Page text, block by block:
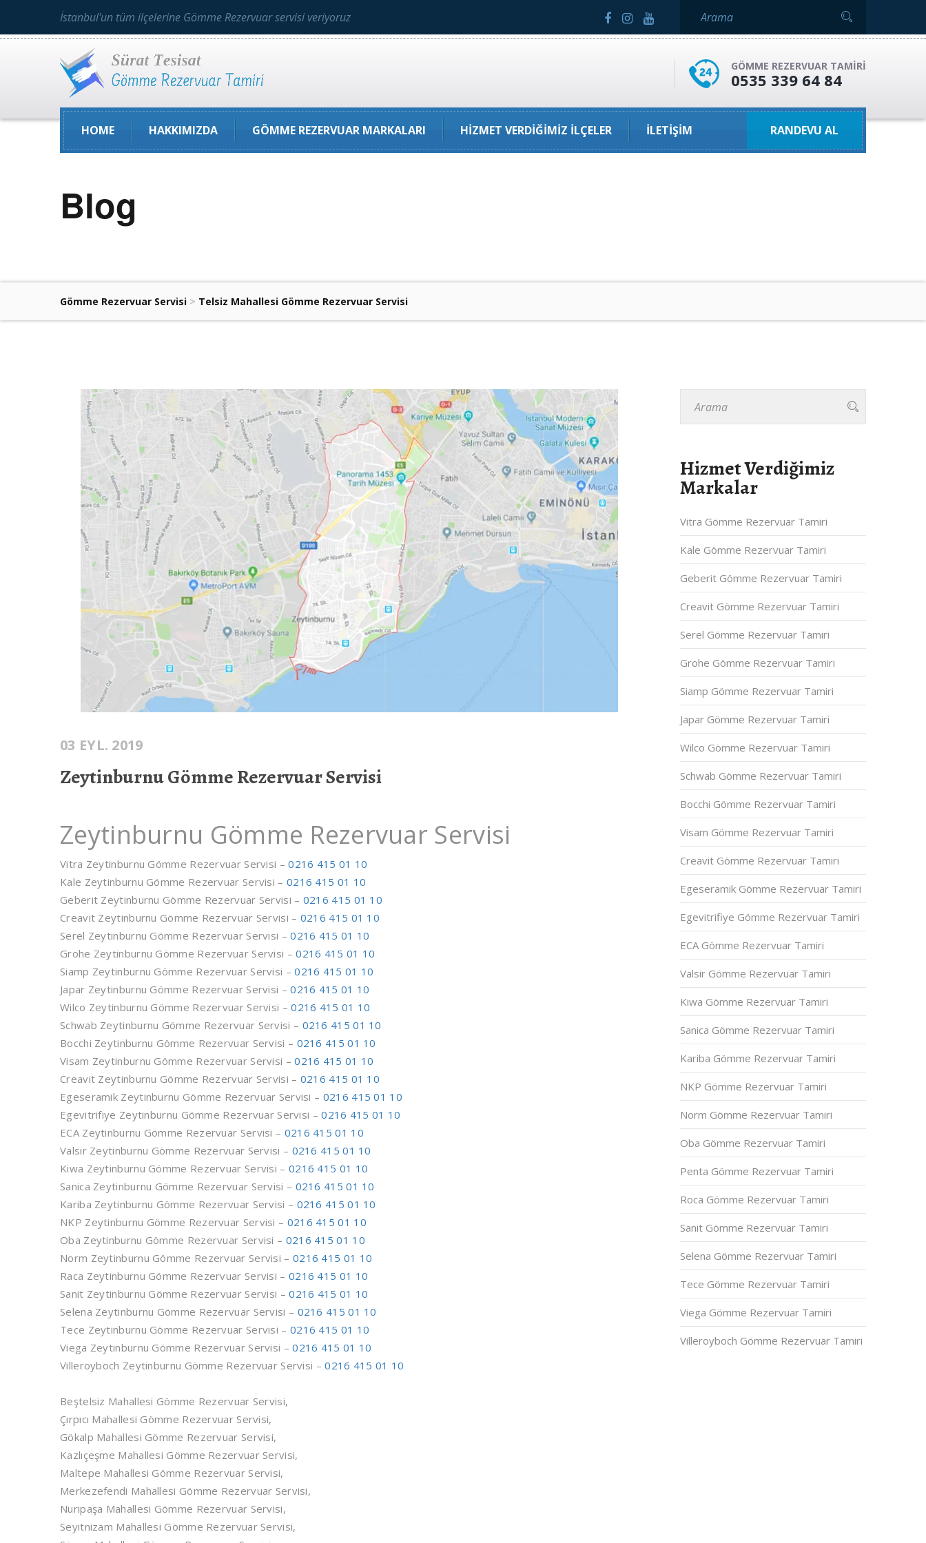
İstanbul'un tüm ilçelerine Gömme Rezervuar servisi veriyoruz
GÖMME REZERVUAR TAMIRI
0535 339 64 84
HOME HAKKIMIZDA GÖMME REZERVUAR MARKALARI HIZMET VERDIĞIMIZ İLÇELER İLETIŞIM RANDEVU AL
Blog
Gömme Rezervuar Servisi > Telsiz Mahallesi Gömme Rezervuar Servisi
03 EYL. 2019
Zeytinburnu Gömme Rezervuar Servisi
Zeytinburnu Gömme Rezervuar Servisi
Vitra Zeytinburnu Gömme Rezervuar Servisi –0216 415 01 10
Kale Zeytinburnu Gömme Rezervuar Servisi – 0216 415 01 10
Geberit Zeytinburnu Gömme Rezervuar Servisi – 0216 415 01 10
Creavit Zeytinburnu Gömme Rezervuar Servisi – 0216 415 01 10
Serel Zeytinburnu Gömme Rezervuar Servisi –0216 415 01 10
Grohe Zeytinburnu Gömme Rezervuar Servisi –0216 415 01 10
Siamp Zeytinburnu Gömme Rezervuar Servisi –0216 415 01 10
Japar Zeytinburnu Gömme Rezervuar Servisi –0216 415 01 10
Wilco Zeytinburnu Gömme Rezervuar Servisi –0216 415 01 10
Schwab Zeytinburnu Gömme Rezervuar Servisi – 0216 415 01 10
Bocchi Zeytinburnu Gömme Rezervuar Servisi – 0216 415 01 10
Visam Zeytinburnu Gömme Rezervuar Servisi –0216 415 01 10
Creavit Zeytinburnu Gömme Rezervuar Servisi – 0216 415 01 10
Egeseramik Zeytinburnu Gömme Rezervuar Servisi – 0216 415 01 10
Egevitrifiye Zeytinburnu Gömme Rezervuar Servisi –0216 415 01 10
ECA Zeytinburnu Gömme Rezervuar Servisi – 0216 415 01 10
Valsir Zeytinburnu Gömme Rezervuar Servisi – 0216 415 01 10
Kiwa Zeytinburnu Gömme Rezervuar Servisi – 0216 415 01 10
Sanica Zeytinburnu Gömme Rezervuar Servisi – 0216 415 01 10
Kariba Zeytinburnu Gömme Rezervuar Servisi – 0216 415 01 10
NKP Zeytinburnu Gömme Rezervuar Servisi – 0216 415 01 10
Oba Zeytinburnu Gömme Rezervuar Servisi – 0216 415 01 10
Norm Zeytinburnu Gömme Rezervuar Servisi – 0216 415 01 10
Raca Zeytinburnu Gömme Rezervuar Servisi – 0216 415 01 10
Sanit Zeytinburnu Gömme Rezervuar Servisi –0216 415 01 10
Selena Zeytinburnu Gömme Rezervuar Servisi – 0216 415 01 10
Tece Zeytinburnu Gömme Rezervuar Servisi – 0216 415 01 10
Viega Zeytinburnu Gömme Rezervuar Servisi –0216 415 01 10
Villeroyboch Zeytinburnu Gömme Rezervuar Servisi –0216 415 01 10
Beştelsiz Mahallesi Gömme Rezervuar Servisi,
Çırpıcı Mahallesi Gömme Rezervuar Servisi,
Gökalp Mahallesi Gömme Rezervuar Servisi,
Kazlıçeşme Mahallesi Gömme Rezervuar Servisi,
Maltepe Mahallesi Gömme Rezervuar Servisi,
Merkezefendi Mahallesi Gömme Rezervuar Servisi,
Nuripaşa Mahallesi Gömme Rezervuar Servisi,
Seyitnizam Mahallesi Gömme Rezervuar Servisi,
Hizmet Verdiğimiz
Markalar
Vitra Gömme Rezervuar Tamiri
Kale Gömme Rezervuar Tamiri
Geberit Gömme Rezervuar Tamiri
Creavit Gömme Rezervuar Tamiri
Serel Gömme Rezervuar Tamiri
Grohe Gömme Rezervuar Tamiri
Siamp Gömme Rezervuar Tamiri
Japar Gömme Rezervuar Tamiri
Wilco Gömme Rezervuar Tamiri
Schwab Gömme Rezervuar Tamiri
Bocchi Gömme Rezervuar Tamiri
Visam Gömme Rezervuar Tamiri
Creavit Gömme Rezervuar Tamiri
Egeseramik Gömme Rezervuar Tamiri
Egevitrifiye Gömme Rezervuar Tamiri
ECA Gömme Rezervuar Tamiri
Valsir Gömme Rezervuar Tamiri
Kiwa Gömme Rezervuar Tamiri
Sanica Gömme Rezervuar Tamiri
Kariba Gömme Rezervuar Tamiri
NKP Gömme Rezervuar Tamiri
Norm Gömme Rezervuar Tamiri
Oba Gömme Rezervuar Tamiri
Penta Gömme Rezervuar Tamiri
Roca Gömme Rezervuar Tamiri
Sanit Gömme Rezervuar Tamiri
Selena Gömme Rezervuar Tamiri
Tece Gömme Rezervuar Tamiri
Viega Gömme Rezervuar Tamiri
Villeroyboch Gömme Rezervuar Tamiri